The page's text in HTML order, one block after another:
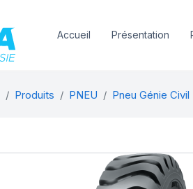
Accueil Présentation
Produits PNEU Pneu Génie Civil